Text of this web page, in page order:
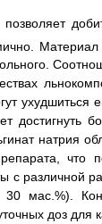
Материал
ухудшиться
достигнуть
натрия
что
с различной
мас.%).
доз для